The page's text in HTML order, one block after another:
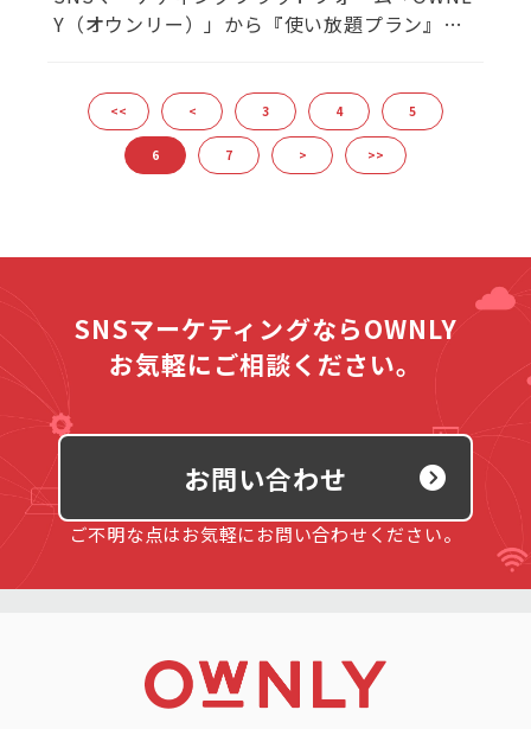
Y（オウンリー）」から『使い放題プラン』を
<< < 3 4 5
6 7 > >>
SNSマーケティングならOWNLY
お気軽にご相談ください。
お問い合わせ
ご不明な点はお気軽にお問い合わせください。